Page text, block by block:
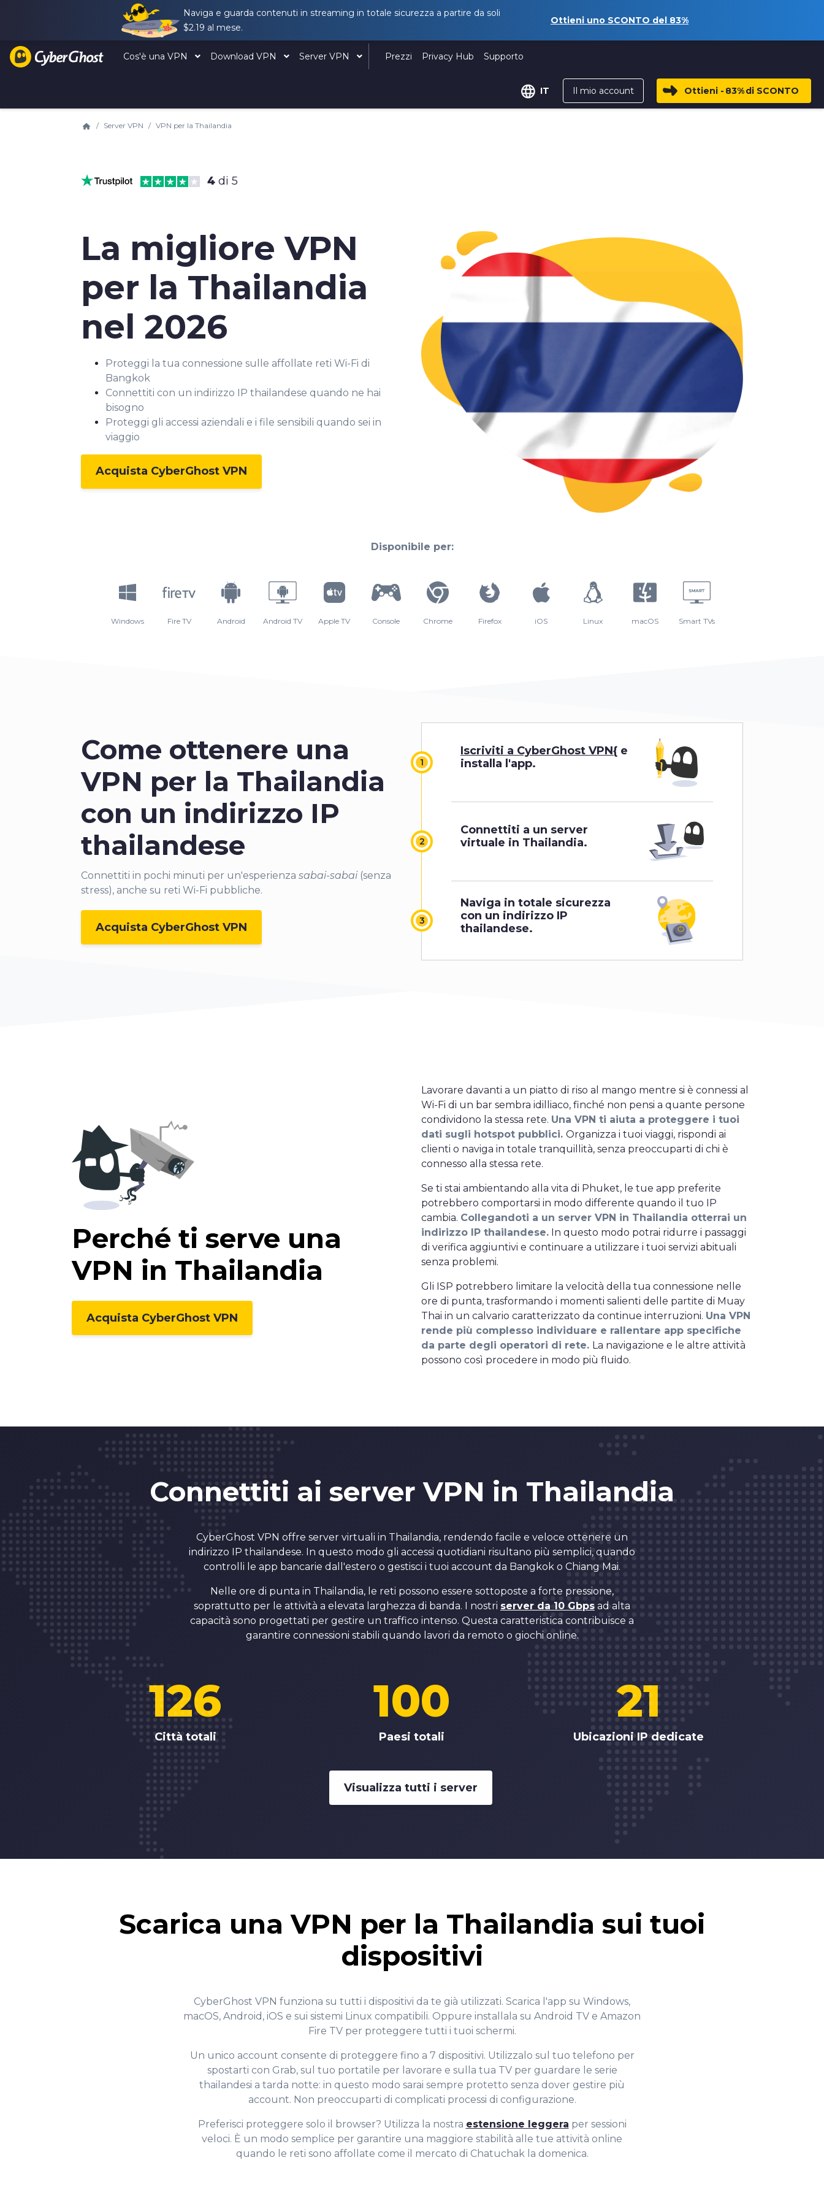
Naviga e guarda contenuti in streaming in totale sicurezza a partire da soli
$2.19 al mese.
Ottieni uno SCONTO del 83%
Cos'è una VPN Download VPN Server VPN Prezzi Privacy Hub Supporto
IT Il mio account Ottieni - 83%di SCONTO
Server VPN VPN per la Thailandia
4 di 5
La migliore VPN
per la Thailandia
nel 2026
Proteggi la tua connessione sulle affollate reti Wi-Fi di
Bangkok
Connettiti con un indirizzo IP thailandese quando ne hai
bisogno
Proteggi gli accessi aziendali e i file sensibili quando sei in
viaggio
Acquista CyberGhost VPN
Disponibile per:
Windows Fire TV Android Android TV Apple TV Console Chrome Firefox iOS Linux macOS Smart TVs
Come ottenere una
VPN per la Thailandia
con un indirizzo IP
thailandese
Connettiti in pochi minuti per un'esperienza sabai-sabai (senza
stress), anche su reti Wi-Fi pubbliche.
Acquista CyberGhost VPN
Iscriviti a CyberGhost VPN{ e
installa l'app.
Connettiti a un server
virtuale in Thailandia.
Naviga in totale sicurezza
con un indirizzo IP
thailandese.
Perché ti serve una
VPN in Thailandia
Acquista CyberGhost VPN
Lavorare davanti a un piatto di riso al mango mentre si è connessi al
Wi-Fi di un bar sembra idilliaco, finché non pensi a quante persone
condividono la stessa rete. Una VPN ti aiuta a proteggere i tuoi
dati sugli hotspot pubblici. Organizza i tuoi viaggi, rispondi ai
clienti o naviga in totale tranquillità, senza preoccuparti di chi è
connesso alla stessa rete.
Se ti stai ambientando alla vita di Phuket, le tue app preferite
potrebbero comportarsi in modo differente quando il tuo IP
cambia. Collegandoti a un server VPN in Thailandia otterrai un
indirizzo IP thailandese. In questo modo potrai ridurre i passaggi
di verifica aggiuntivi e continuare a utilizzare i tuoi servizi abituali
senza problemi.
Gli ISP potrebbero limitare la velocità della tua connessione nelle
ore di punta, trasformando i momenti salienti delle partite di Muay
Thai in un calvario caratterizzato da continue interruzioni. Una VPN
rende più complesso individuare e rallentare app specifiche
da parte degli operatori di rete. La navigazione e le altre attività
possono così procedere in modo più fluido.
Connettiti ai server VPN in Thailandia
CyberGhost VPN offre server virtuali in Thailandia, rendendo facile e veloce ottenere un
indirizzo IP thailandese. In questo modo gli accessi quotidiani risultano più semplici, quando
controlli le app bancarie dall'estero o gestisci i tuoi account da Bangkok o Chiang Mai.
Nelle ore di punta in Thailandia, le reti possono essere sottoposte a forte pressione,
soprattutto per le attività a elevata larghezza di banda. I nostri server da 10 Gbps ad alta
capacità sono progettati per gestire un traffico intenso. Questa caratteristica contribuisce a
garantire connessioni stabili quando lavori da remoto o giochi online.
Città totali
126
Paesi totali
100
Ubicazioni IP dedicate
21
Visualizza tutti i server
Scarica una VPN per la Thailandia sui tuoi
dispositivi
CyberGhost VPN funziona su tutti i dispositivi da te già utilizzati. Scarica l'app su Windows,
macOS, Android, iOS e sui sistemi Linux compatibili. Oppure installala su Android TV e Amazon
Fire TV per proteggere tutti i tuoi schermi.
Un unico account consente di proteggere fino a 7 dispositivi. Utilizzalo sul tuo telefono per
spostarti con Grab, sul tuo portatile per lavorare e sulla tua TV per guardare le serie
thailandesi a tarda notte: in questo modo sarai sempre protetto senza dover gestire più
account. Non preoccuparti di complicati processi di configurazione.
Preferisci proteggere solo il browser? Utilizza la nostra estensione leggera per sessioni
veloci. È un modo semplice per garantire una maggiore stabilità alle tue attività online
quando le reti sono affollate come il mercato di Chatuchak la domenica.